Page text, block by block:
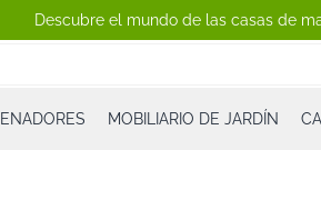
Descubre el mundo de las casas de
MOBILIARIO DE JARDÍN